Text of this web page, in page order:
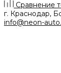
Сравнение
г. Краснодар,
info@neon-